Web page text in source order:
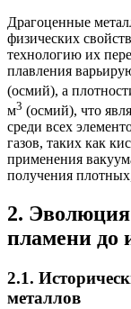
Драгоценные
физических
технологию их
плавления
(осмий), а
м3 (осмий), что
среди всех
газов, таких как
применения
получения
2.
пламени до
2.1.
металлов